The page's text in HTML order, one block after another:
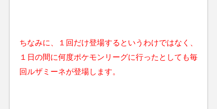
ちなみに、１回だけ登場するというわけではなく、
１日の間に何度ポケモンリーグに行ったとしても毎
回ルザミーネが登場します。